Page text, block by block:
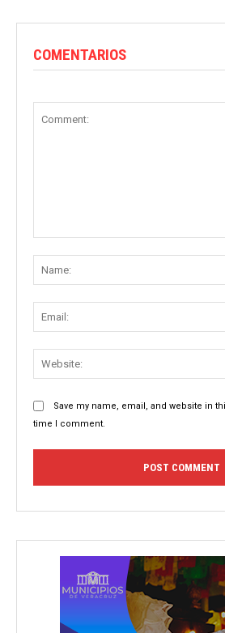
COMENTARIOS
Save my name, email, and website in
time I comment.